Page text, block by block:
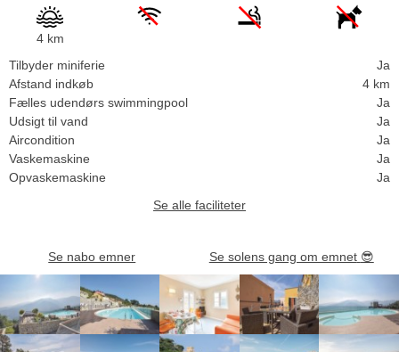
4 km
Tilbyder miniferie
Ja
Afstand indkøb
4 km
Fælles udendørs swimmingpool
Ja
Udsigt til vand
Ja
Aircondition
Ja
Vaskemaskine
Ja
Opvaskemaskine
Ja
Se alle faciliteter
Se nabo emner Se solens gang om emnet 😎